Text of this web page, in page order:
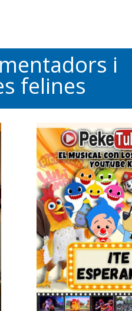
i
felines